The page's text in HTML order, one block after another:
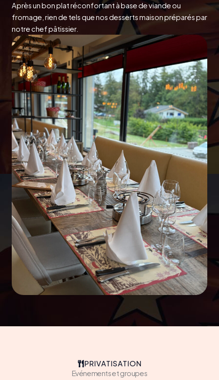
Après un bon plat réconfortant à base de viande ou
fromage, rien de tels que nos desserts maison préparés par
notre chef pâtissier.
PRIVATISATION
Evénements et groupes